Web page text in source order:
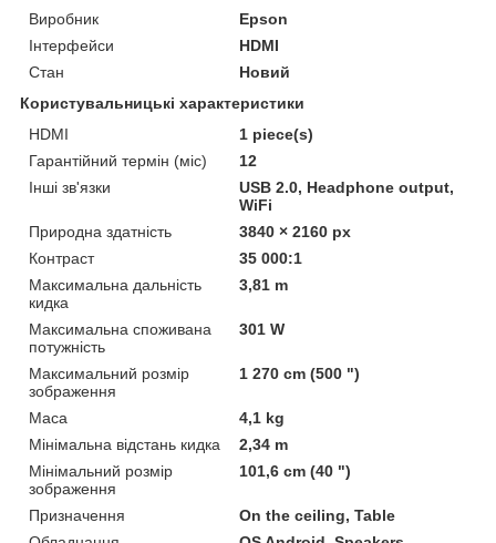
Виробник
Epson
Інтерфейси
HDMI
Стан
Новий
Користувальницькі характеристики
HDMI
1 piece(s)
Гарантійний термін (міс)
12
Інші зв'язки
USB 2.0, Headphone output,
WiFi
Природна здатність
3840 × 2160 px
Контраст
35 000:1
Максимальна дальність
кидка
3,81 m
Максимальна споживана
потужність
301 W
Максимальний розмір
зображення
1 270 cm (500 ")
Маса
4,1 kg
Мінімальна відстань кидка
2,34 m
Мінімальний розмір
зображення
101,6 cm (40 ")
Призначення
On the ceiling, Table